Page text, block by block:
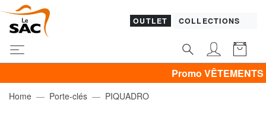
OUTLET COLLECTIONS
Promo VÊTEMENTS -
Home Porte-clés PIQUADRO